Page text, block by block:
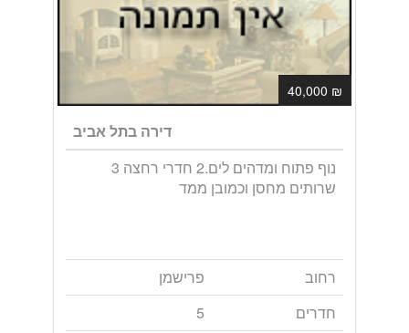
₪ 40,000
דירה בתל אביב
נוף פתוח ומדהים לים.2 חדרי רחצה 3
שרותים מחסן וכמובן ממד
רחוב
פרישמן
חדרים
5